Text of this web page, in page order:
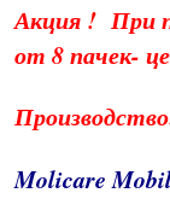
Акция ! При
от 8 пачек-
Molicare